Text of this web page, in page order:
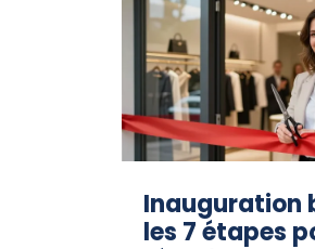
Inauguration
les 7 étapes